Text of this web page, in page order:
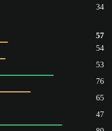
34
57
54
53
76
65
47